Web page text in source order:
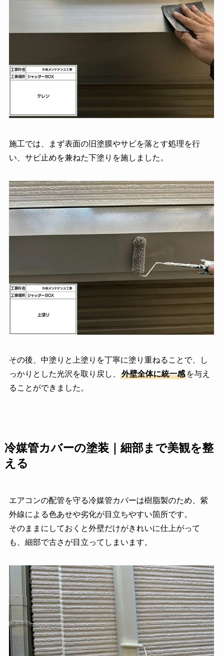
施工では、まず表面の旧塗膜やサビを落とす処理を行
い、サビ止めを兼ねた下塗りを施しました。
その後、中塗りと上塗りを丁寧に塗り重ねることで、し
っかりとした光沢を取り戻し、
外壁全体に統一感を与え
ることができました。
冷媒管カバーの塗装｜細部まで美観を整
える
エアコンの配管を守る冷媒管カバーは樹脂製のため、紫
外線による色あせや劣化が目立ちやすい箇所です。
そのままにしておくと外壁だけがきれいに仕上がって
も、細部で古さが目立ってしまいます。